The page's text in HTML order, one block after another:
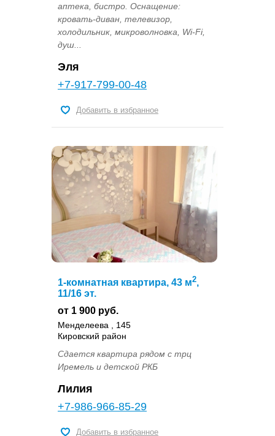
аптека, бистро. Оснащение:
кровать-диван, телевизор,
холодильник, микроволновка, Wi-Fi,
душ...
Эля
+7-917-799-00-48
Добавить в избранное
1-комнатная квартира, 43 м2,
11/16 эт.
от 1 900 руб.
Менделеева , 145
Кировский район
Сдается квартира рядом с трц
Иремель и детской РКБ
Лилия
+7-986-966-85-29
Добавить в избранное